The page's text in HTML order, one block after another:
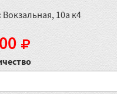
Вокзальная, 10а к4